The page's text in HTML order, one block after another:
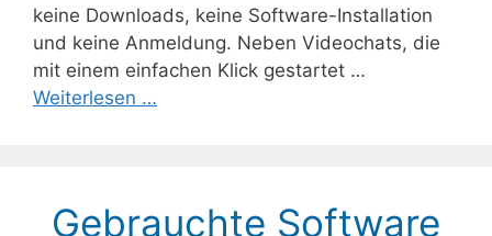
keine Downloads, keine Software-Installation
und keine Anmeldung. Neben Videochats, die
mit einem einfachen Klick gestartet …
Weiterlesen …
Gebrauchte Software